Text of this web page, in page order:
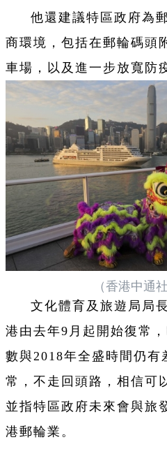
他還建議特區政府為
商環境，包括在郵輪碼頭
車場，以及進一步放寬防
（香港中通
文化體育及旅遊局局
港由去年9月起開始復常
數與2018年全盛時間仍有
常，不走回頭路，相信可
並指特區政府未來會與旅
港郵輪業。